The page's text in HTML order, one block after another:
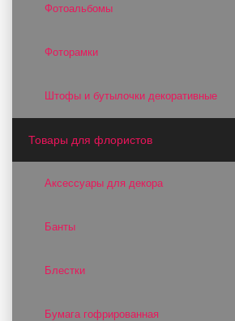
Фотоальбомы
Фоторамки
Штофы и бутылочки декоративные
Товары для флористов
Аксессуары для декора
Банты
Блестки
Бумага гофрированная